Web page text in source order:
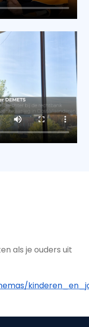
als je ouders uit